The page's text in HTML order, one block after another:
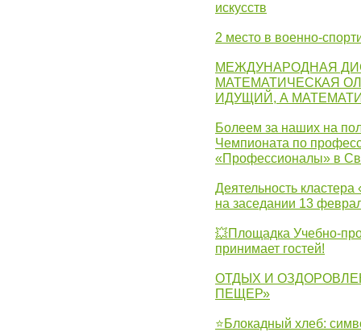
искусств
2 место в военно-
МЕЖДУНАРОДНАЯ
МАТЕМАТИЧЕСКАЯ
ИДУЩИЙ, А
Болеем за наших на
Чемпионата по
«Профессионалы» в
Деятельность
на заседании 13
💥Площадка Учебно-
принимает гостей!
ОТДЫХ И
ПЕЩЕР»
⭐Блокадный хлеб: